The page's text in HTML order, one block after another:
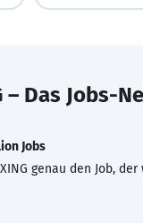
– Das Jobs-
Jobs
genau den Job,